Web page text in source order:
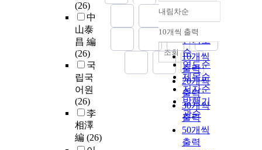
(26)
中
山泰
昌 編
(26)
국
립국
어원
(26)
李
相澤
編 (26)
정확도
순
인기도
순
연도순
제목순
저자순
발행기
관순
내림차순
내림차순
10개씩 출력
10개씩
출력
20개씩
출력
30개씩
출력
50개씩
출력
조회